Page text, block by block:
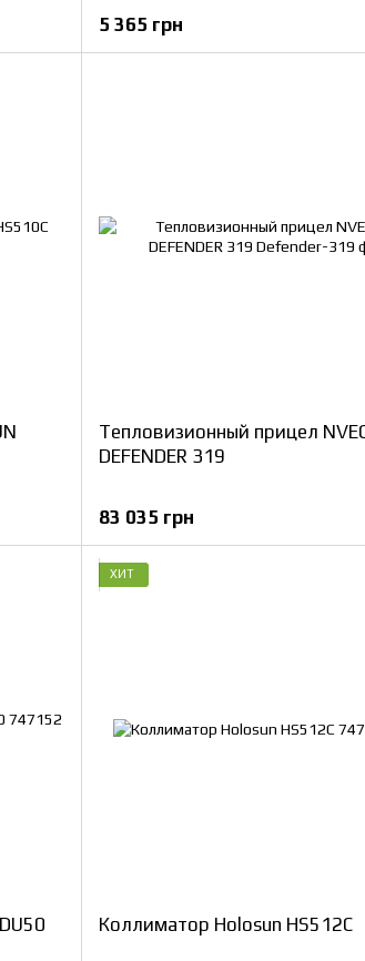
5 365 грн
Тепловизионный прицел
DEFENDER 319
83 035 грн
ХИТ
Коллиматор Holosun HS512C